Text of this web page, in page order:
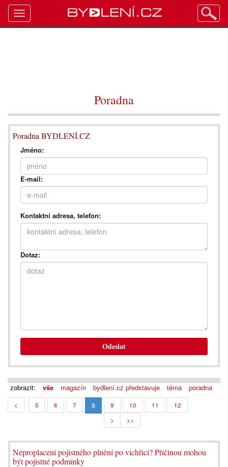
Poradna
Poradna BYDLENÍ.CZ
Jméno:
E-mail:
Kontaktní adresa, telefon:
Dotaz:
Odeslat
zobrazit: vše magazín bydlení.cz představuje téma poradna
< 5 6 7 8 9 10 11
12
>
>>
Neproplacení pojistného plnění po vichřici? Příčinou mohou
být pojistné podmínky
Toggle
navigation